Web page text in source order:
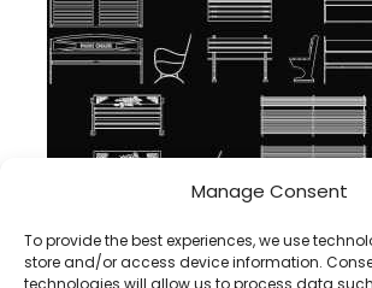
Manage Consent
To provide the best experiences, we use
store and/or access device information.
technologies will allow us to process data